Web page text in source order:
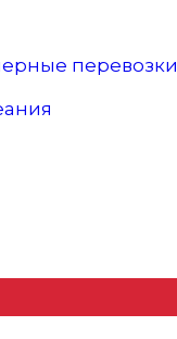
перевозки